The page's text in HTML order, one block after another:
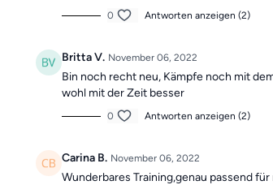
0 Antworten anzeigen (2)
Britta V. November 06, 2022
Bin noch recht neu, Kämpfe noch mit
wohl mit der Zeit besser
0 Antworten anzeigen (2)
Carina B. November 06, 2022
Wunderbares Training,genau passend